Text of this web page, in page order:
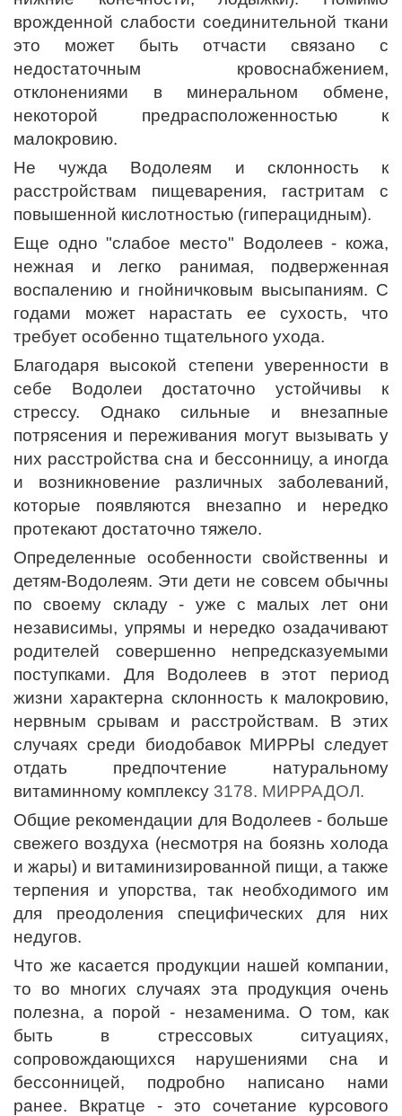
врожденной слабости соединительной ткани
это может быть отчасти связано с
недостаточным кровоснабжением,
отклонениями в минеральном обмене,
некоторой предрасположенностью к
малокровию.
Не чужда Водолеям и склонность к
расстройствам пищеварения, гастритам с
повышенной кислотностью (гиперацидным).
Еще одно "слабое место" Водолеев - кожа,
нежная и легко ранимая, подверженная
воспалению и гнойничковым высыпаниям. С
годами может нарастать ее сухость, что
требует особенно тщательного ухода.
Благодаря высокой степени уверенности в
себе Водолеи достаточно устойчивы к
стрессу. Однако сильные и внезапные
потрясения и переживания могут вызывать у
них расстройства сна и бессонницу, а иногда
и возникновение различных заболеваний,
которые появляются внезапно и нередко
протекают достаточно тяжело.
Определенные особенности свойственны и
детям-Водолеям. Эти дети не совсем обычны
по своему складу - уже с малых лет они
независимы, упрямы и нередко озадачивают
родителей совершенно непредсказуемыми
поступками. Для Водолеев в этот период
жизни характерна склонность к малокровию,
нервным срывам и расстройствам. В этих
случаях среди биодобавок МИРРЫ следует
отдать предпочтение натуральному
витаминному комплексу 3178. МИРРАДОЛ.
Общие рекомендации для Водолеев - больше
свежего воздуха (несмотря на боязнь холода
и жары) и витаминизированной пищи, а также
терпения и упорства, так необходимого им
для преодоления специфических для них
недугов.
Что же касается продукции нашей компании,
то во многих случаях эта продукция очень
полезна, а порой - незаменима. О том, как
быть в стрессовых ситуациях,
сопровождающихся нарушениями сна и
бессонницей, подробно написано нами
ранее. Вкратце - это сочетание курсового